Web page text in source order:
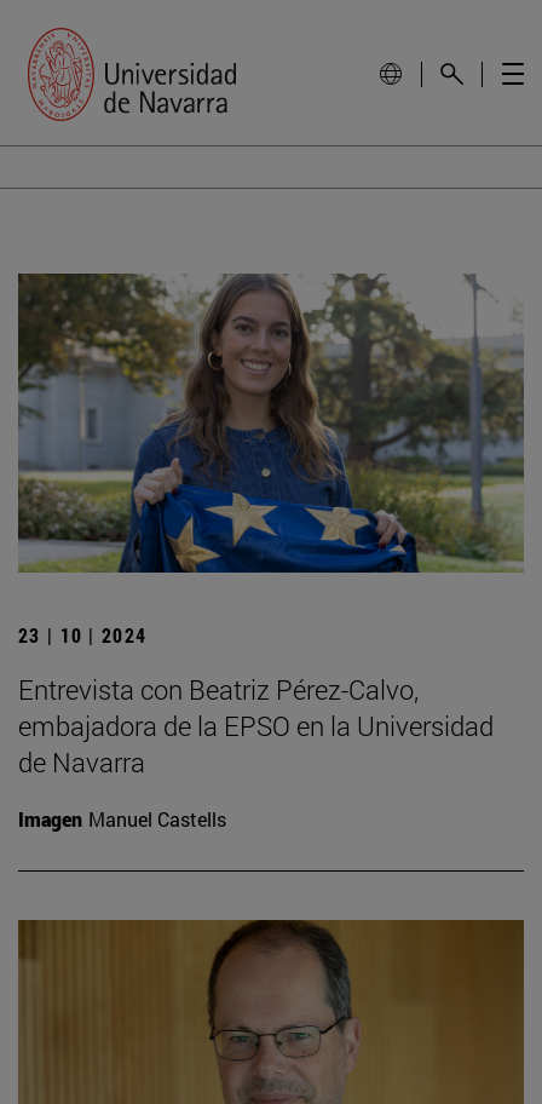
23 | 10 | 2024
Entrevista con Beatriz Pérez-Calvo,
embajadora de la EPSO en la Universidad
de Navarra
Imagen Manuel Castells